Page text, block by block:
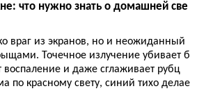
что нужно знать о домашней све
враг из экранов, но и неожиданный
Точечное излучение убивает б
воспаление и даже сглаживает рубц
по красному свету, синий тихо делае